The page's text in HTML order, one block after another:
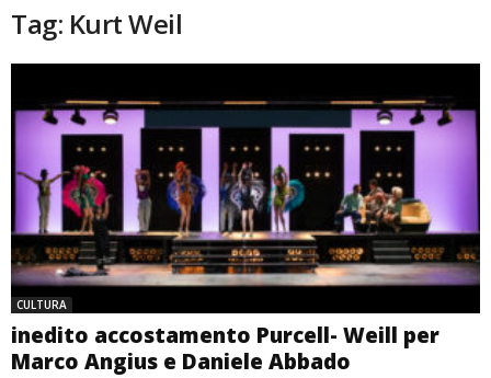
Tag: Kurt Weil
CULTURA
inedito accostamento Purcell- Weill per
Marco Angius e Daniele Abbado